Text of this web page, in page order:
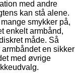
med andre
kan stå alene.
smykker på,
enkelt armbånd,
måde. Så
en sikker
med øvrige